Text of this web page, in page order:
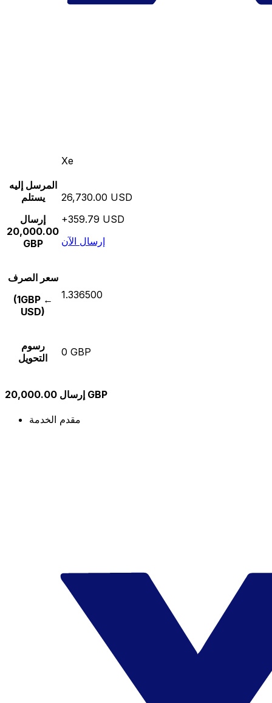
Xe
المرسل إليه
يستلم
إرسال
20,000.00
GBP
26,730.00 USD
+359.79 USD
إرسال الآن
سعر الصرف
(1GBP ←
USD)
1.336500
رسوم
التحويل
0 GBP
إرسال 20,000.00 GBP
مقدم الخدمة